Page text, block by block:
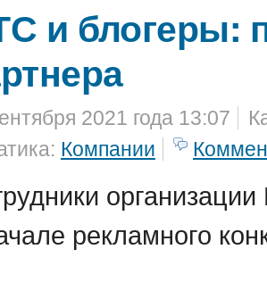
и блогеры:
2021 года 13:07
Компании
рекламного